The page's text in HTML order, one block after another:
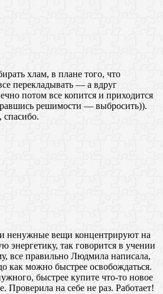
хлам, в плане того, что
перекладывать — а вдруг
потом все копится и приходится
решимости — выбросить)).
ненужные вещи концентрируют на
энергетику, так говорится в учении
все правильно Людмила написала,
как можно быстрее освобождаться.
быстрее купите что-то новое
Проверила на себе не раз. Работает!